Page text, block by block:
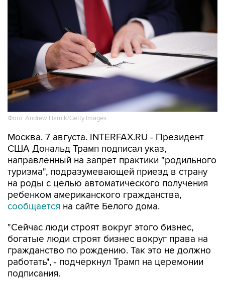
Фото: Andrew Harnik/Getty Images
Москва. 7 августа. INTERFAX.RU - Президент
США Дональд Трамп подписал указ,
направленный на запрет практики "родильного
туризма", подразумевающей приезд в страну
на роды с целью автоматического получения
ребенком американского гражданства,
сообщается на сайте Белого дома.
"Сейчас люди строят вокруг этого бизнес,
богатые люди строят бизнес вокруг права на
гражданство по рождению. Так это не должно
работать", - подчеркнул Трамп на церемонии
подписания.